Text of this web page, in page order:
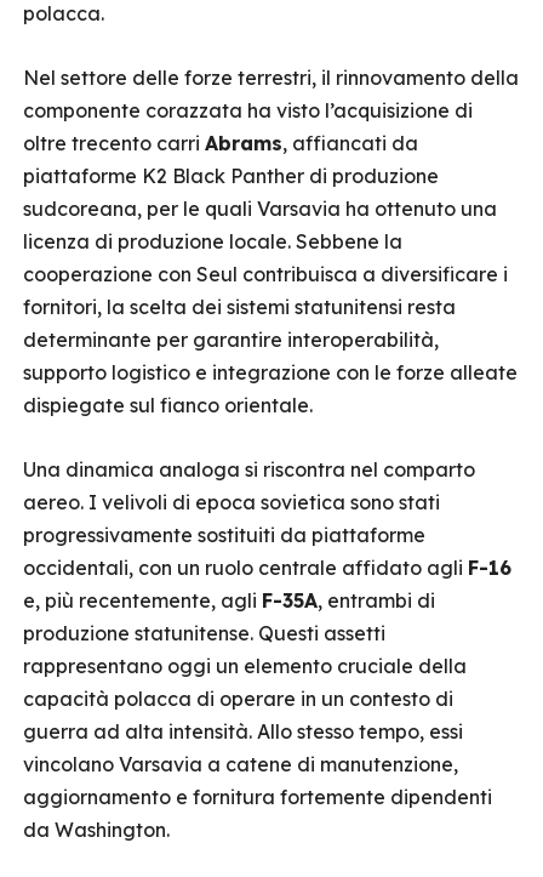
polacca.
Nel settore delle forze terrestri, il rinnovamento della
componente corazzata ha visto l’acquisizione di
oltre trecento carri Abrams, affiancati da
piattaforme K2 Black Panther di produzione
sudcoreana, per le quali Varsavia ha ottenuto una
licenza di produzione locale. Sebbene la
cooperazione con Seul contribuisca a diversificare i
fornitori, la scelta dei sistemi statunitensi resta
determinante per garantire interoperabilità,
supporto logistico e integrazione con le forze alleate
dispiegate sul fianco orientale.
Una dinamica analoga si riscontra nel comparto
aereo. I velivoli di epoca sovietica sono stati
progressivamente sostituiti da piattaforme
occidentali, con un ruolo centrale affidato agli F-16
e, più recentemente, agli F-35A, entrambi di
produzione statunitense. Questi assetti
rappresentano oggi un elemento cruciale della
capacità polacca di operare in un contesto di
guerra ad alta intensità. Allo stesso tempo, essi
vincolano Varsavia a catene di manutenzione,
aggiornamento e fornitura fortemente dipendenti
da Washington.